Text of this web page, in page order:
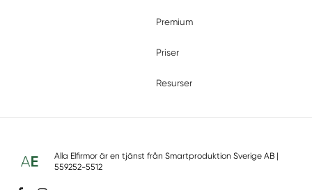
Premium
Priser
Resurser
Alla Elfirmor är en tjänst från Smartproduktion Sverige AB|
559252-5512